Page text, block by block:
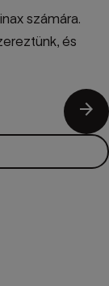
számára.
és
arrow_forward